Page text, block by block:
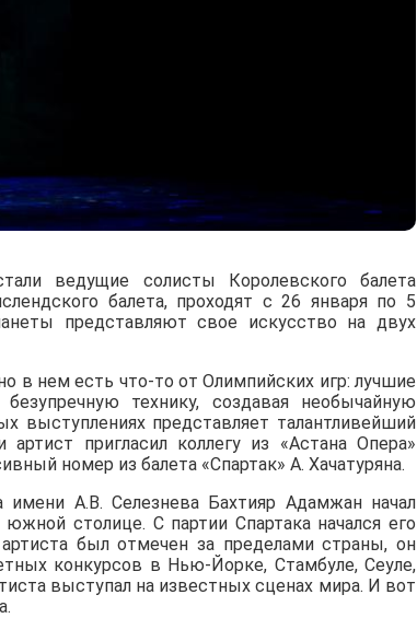
ведущие солисты Королевского балета
балета, проходят с 26 января по 5
представляют свое искусство на двух
в нем есть что-то от Олимпийских игр: лучшие
технику, создавая необычайную
выступлениях представляет талантливейший
пригласил коллегу из «Астана Опера»
номер из балета «Спартак» А. Хачатуряна.
имени А.В. Селезнева Бахтияр Адамжан начал
столице. С партии Спартака начался его
был отмечен за пределами страны, он
конкурсов в Нью-Йорке, Стамбуле, Сеуле,
выступал на известных сценах мира. И вот